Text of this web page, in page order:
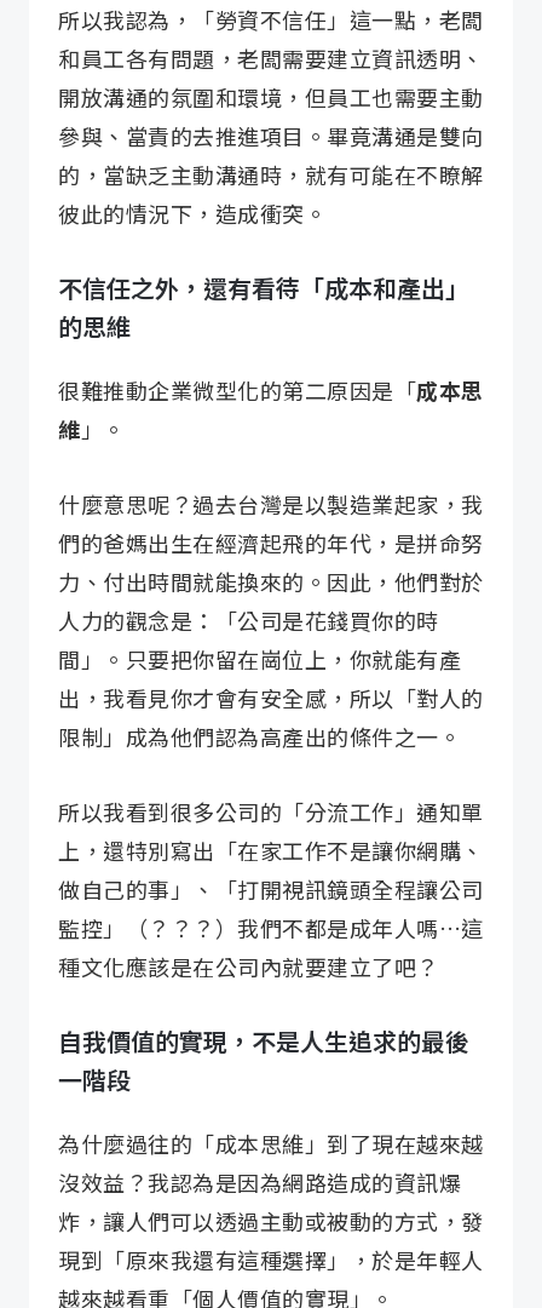
所以我認為，「勞資不信任」這一點，老闆
和員工各有問題，老闆需要建立資訊透明、
開放溝通的氛圍和環境，但員工也需要主動
參與、當責的去推進項目。畢竟溝通是雙向
的，當缺乏主動溝通時，就有可能在不瞭解
彼此的情況下，造成衝突。
不信任之外，還有看待「成本和產出」
的思維
很難推動企業微型化的第二原因是「成本思
維 」。
什麼意思呢？過去台灣是以製造業起家，我
們的爸媽出生在經濟起飛的年代，是拼命努
力、付出時間就能換來的。因此，他們對於
人力的觀念是：「公司是花錢買你的時
間」。只要把你留在崗位上，你就能有產
出，我看見你才會有安全感，所以「對人的
限制」成為他們認為高產出的條件之一。
所以我看到很多公司的「分流工作」通知單
上，還特別寫出「在家工作不是讓你網購、
做自己的事」、「打開視訊鏡頭全程讓公司
監控」（？？？）我們不都是成年人嗎…這
種文化應該是在公司內就要建立了吧？
自我價值的實現，不是人生追求的最後
一階段
為什麼過往的「成本思維」到了現在越來越
沒效益？我認為是因為網路造成的資訊爆
炸，讓人們可以透過主動或被動的方式，發
現到「原來我還有這種選擇」，於是年輕人
越來越看重「個人價值的實現」。